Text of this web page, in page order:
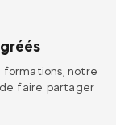
formations, notre
faire partager